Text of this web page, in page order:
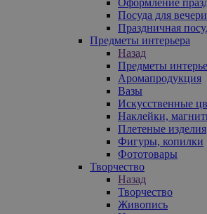
Посуда для
Праздничная
Предметы интерьера
Назад
Предметы
Аромапродукция
Вазы
Искусственные
Наклейки,
Плетеные изделия
Фигуры, копилки
Фототовары
Творчество
Назад
Творчество
Живопись